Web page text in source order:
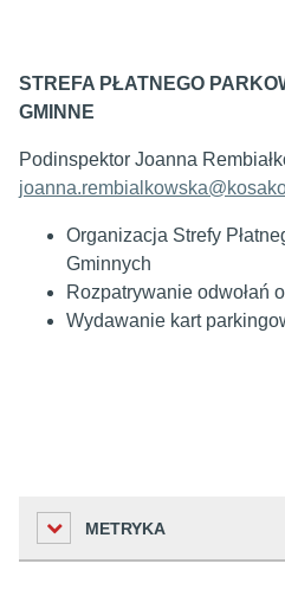
STREFA PŁATNEGO
GMINNE
Podinspektor Joanna
Organizacja Strefy
Gminnych
Rozpatrywanie odwołań
Wydawanie kart
METRYKA